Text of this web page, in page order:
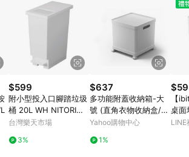
$599
附小型投入口腳踏垃圾
桶 20L WH NITORI宜
得利家居
台灣樂天市場
3%
$637
多功能附蓋收納箱-大
號 (直角衣物收納盒/正
方形玩具儲物盒)
Yahoo購物中心
1%
【
桌面
線感
LINE